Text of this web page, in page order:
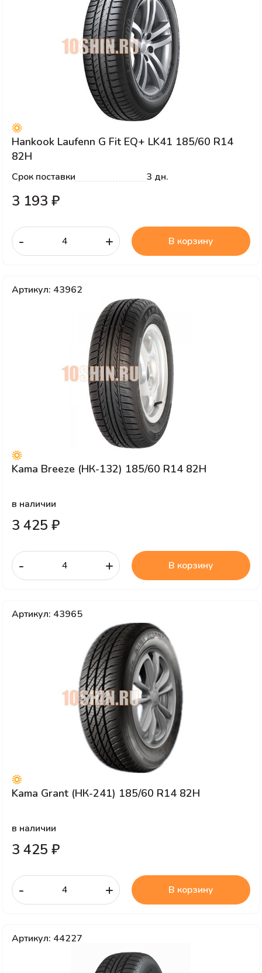
Hankook Laufenn G Fit EQ+ LK41 185/60 R14
82H
Срок поставки 3 дн.
3 193 ₽
- + В корзину
Артикул: 43962
Kama Breeze (НК-132) 185/60 R14 82H
в наличии
3 425 ₽
- + В корзину
Артикул: 43965
Kama Grant (НК-241) 185/60 R14 82H
в наличии
3 425 ₽
- + В корзину
Артикул: 44227